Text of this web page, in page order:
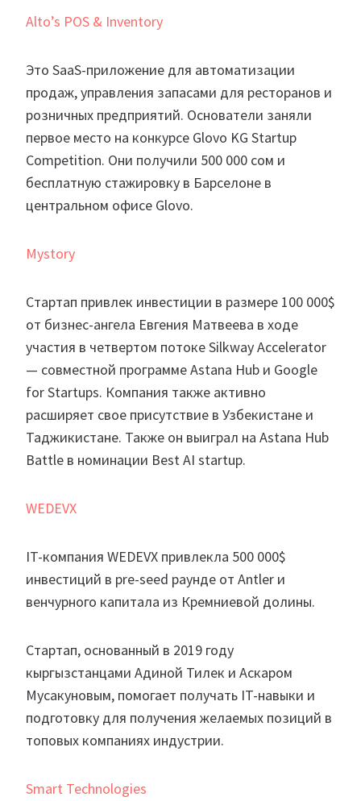
Alto’s POS & Inventory
Это SaaS-приложение для автоматизации
продаж, управления запасами для ресторанов и
розничных предприятий. Основатели заняли
первое место на конкурсе Glovo KG Startup
Competition. Они получили 500 000 сом и
бесплатную стажировку в Барселоне в
центральном офисе Glovo.
Mystory
Стартап привлек инвестиции в размере 100 000$
от бизнес-ангела Евгения Матвеева в ходе
участия в четвертом потоке Silkway Accelerator
— совместной программе Astana Hub и Google
for Startups. Компания также активно
расширяет свое присутствие в Узбекистане и
Таджикистане. Также он выиграл на Astana Hub
Battle в номинации Best AI startup.
WEDEVX
IT-компания WEDEVX привлекла 500 000$
инвестиций в pre-seed раунде от Antler и
венчурного капитала из Кремниевой долины.
Стартап, основанный в 2019 году
кыргызстанцами Адиной Тилек и Аскаром
Мусакуновым, помогает получать IT-навыки и
подготовку для получения желаемых позиций в
топовых компаниях индустрии.
Smart Technologies